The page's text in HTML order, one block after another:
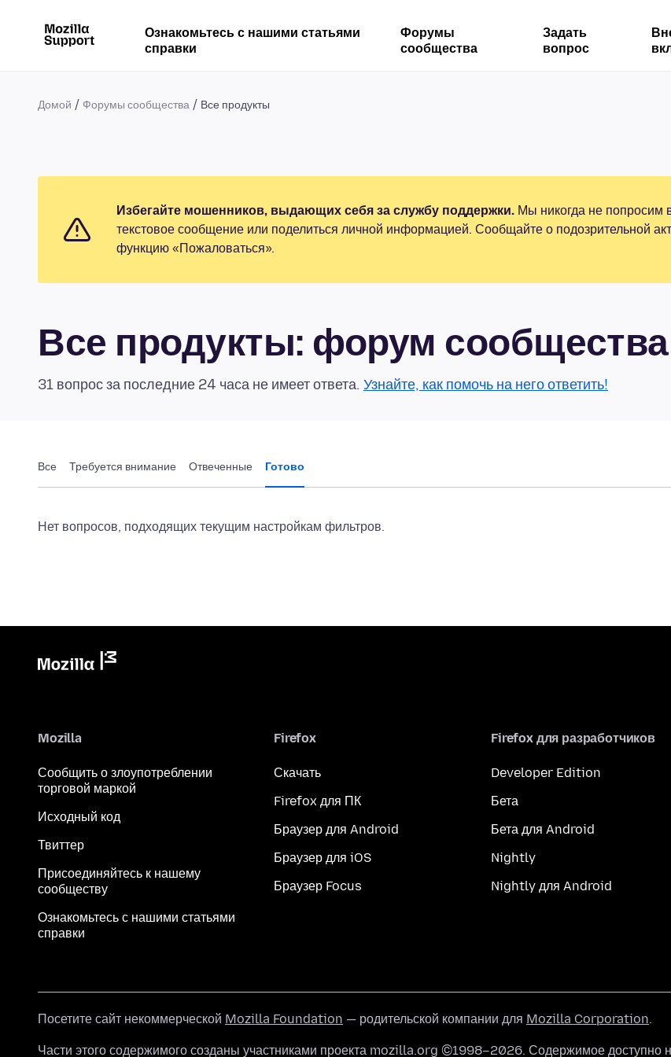
Ознакомьтесь с нашими статьями
справки
Форумы
сообщества
Задать
вопрос
Домой Форумы сообщества Все продукты
Избегайте мошенников, выдающих себя за службу поддержки. Мы никогда не попросим
текстовое сообщение или поделиться личной информацией. Сообщайте о подозрительной
функцию «Пожаловаться».
Все продукты: форум сообщества
31 вопрос за последние 24 часа не имеет ответа. Узнайте, как помочь на него ответить!
Все Требуется внимание Отвеченные Готово
Нет вопросов, подходящих текущим настройкам фильтров.
Mozilla
Сообщить о злоупотреблении
торговой маркой
Исходный код
Твиттер
Присоединяйтесь к нашему
сообществу
Ознакомьтесь с нашими статьями
справки
Firefox
Скачать
Firefox для ПК
Браузер для Android
Браузер для iOS
Браузер Focus
Firefox для разработчиков
Developer Edition
Бета
Бета для Android
Nightly
Nightly для Android
Посетите сайт некоммерческой Mozilla Foundation — родительской компании для Mozilla Corporation.
Части этого содержимого созданы участниками проекта mozilla.org ©1998–2026. Содержимое доступно